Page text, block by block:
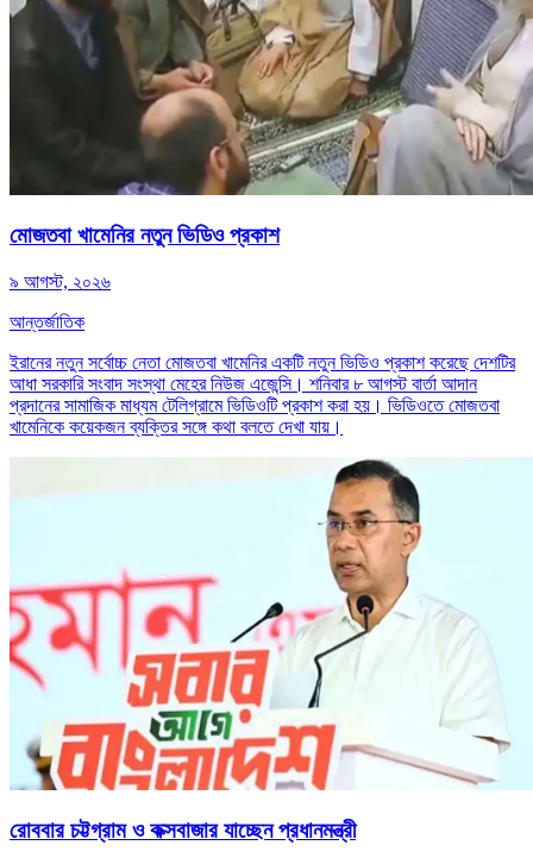
মোজতবা খামেনির নতুন ভিডিও প্রকাশ
৯ আগস্ট, ২০২৬
আন্তর্জাতিক
ইরানের নতুন সর্বোচ্চ নেতা মোজতবা খামেনির একটি নতুন ভিডিও প্রকাশ করেছে দেশটির
আধা সরকারি সংবাদ সংস্থা মেহের নিউজ এজেন্সি। শনিবার ৮ আগস্ট বার্তা আদান
প্রদানের সামাজিক মাধ্যম টেলিগ্রামে ভিডিওটি প্রকাশ করা হয়। ভিডিওতে মোজতবা
খামেনিকে কয়েকজন ব্যক্তির সঙ্গে কথা বলতে দেখা যায়।
রোববার চট্টগ্রাম ও কক্সবাজার যাচ্ছেন প্রধানমন্ত্রী